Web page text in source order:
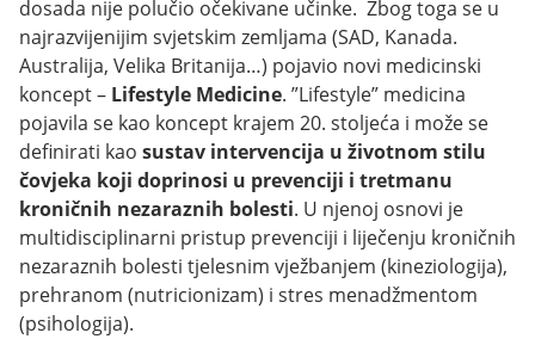
dosada nije polučio očekivane učinke. Zbog toga se u
najrazvijenijim svjetskim zemljama (SAD, Kanada.
Australija, Velika Britanija…) pojavio novi medicinski
koncept – Lifestyle Medicine. ”Lifestyle” medicina
pojavila se kao koncept krajem 20. stoljeća i može se
definirati kao sustav intervencija u životnom stilu
čovjeka koji doprinosi u prevenciji i tretmanu
kroničnih nezaraznih bolesti. U njenoj osnovi je
multidisciplinarni pristup prevenciji i liječenju kroničnih
nezaraznih bolesti tjelesnim vježbanjem (kineziologija),
prehranom (nutricionizam) i stres menadžmentom
(psihologija).